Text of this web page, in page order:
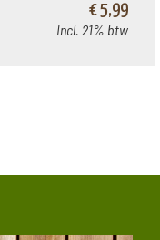
€ 5,99
Incl. 21% btw